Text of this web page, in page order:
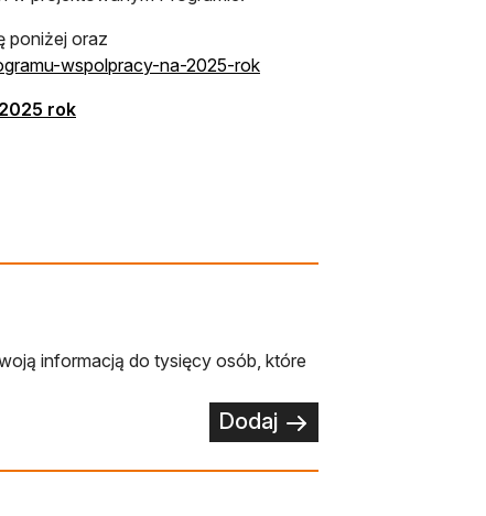
poniżej oraz
wspolpracy-na-2025-rokotwiera się w nowej karcie
rok
informacją do tysięcy osób, które
Dodaj